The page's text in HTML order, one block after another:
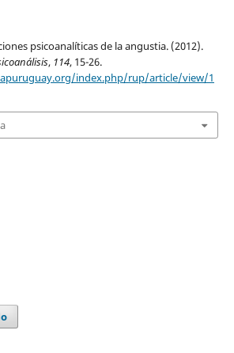
psicoanalíticas de la angustia. (2012).
, 114, 15-26.
index.php/rup/article/view/1